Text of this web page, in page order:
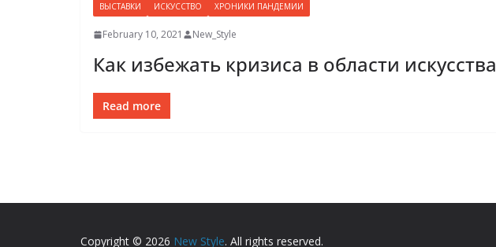
ВЫСТАВКИ ИСКУССТВО ХРОНИКИ ПАНДЕМИИ
February 10, 2021 New_Style
Как избежать кризиса в области искусства
Read more
Copyright © 2026 New Style. All rights reserved.